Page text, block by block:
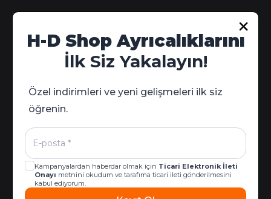
Hesabım
Sipariş Takip
Kampanya Detayları
H-D Shop Ayrıcalıklarını
İlk Siz Yakalayın!
Özel indirimleri ve yeni gelişmeleri ilk siz
öğrenin.
Kampanyalardan haberdar olmak için Ticari Elektronik İleti
Onayı metnini okudum ve tarafıma ticari ileti gönderilmesini
kabul ediyorum.